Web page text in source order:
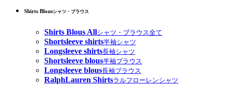
Shirts Blousシャツ・ブラウス
Shirts Blous Allシャツ・ブラウス全て
Shortsleeve shirts半袖シャツ
Longsleeve shirts長袖シャツ
Shortsleeve blous半袖ブラウス
Longsleeve blous長袖ブラウス
RalphLauren Shirtsラルフローレンシャツ